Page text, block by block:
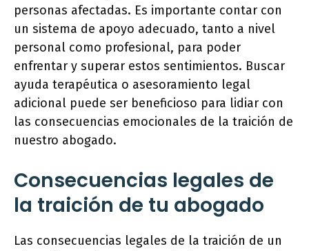
personas afectadas. Es importante contar con
un sistema de apoyo adecuado, tanto a nivel
personal como profesional, para poder
enfrentar y superar estos sentimientos. Buscar
ayuda terapéutica o asesoramiento legal
adicional puede ser beneficioso para lidiar con
las consecuencias emocionales de la traición de
nuestro abogado.
Consecuencias legales de
la traición de tu abogado
Las consecuencias legales de la traición de un